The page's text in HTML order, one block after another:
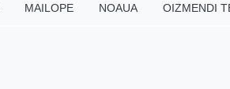
MAILOPE NOAUA OIZMENDI